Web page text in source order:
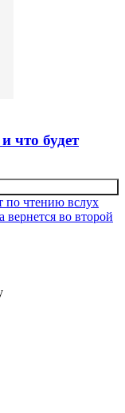
что будет
по чтению вслух
вернется во второй